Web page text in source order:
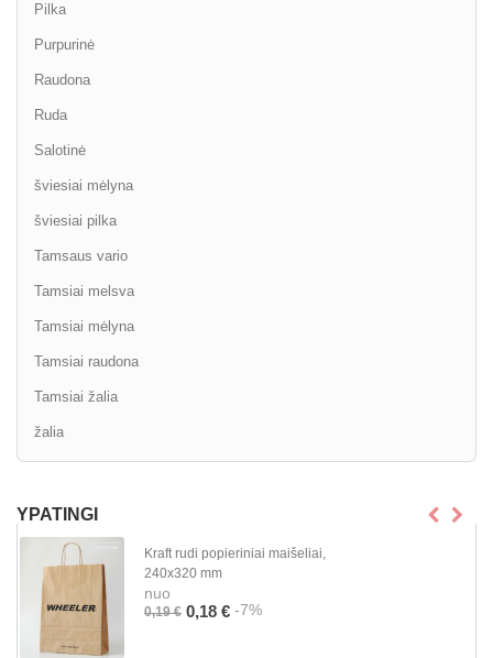
Pilka
Purpurinė
Raudona
Ruda
Salotinė
šviesiai mėlyna
šviesiai pilka
Tamsaus vario
Tamsiai melsva
Tamsiai mėlyna
Tamsiai raudona
Tamsiai žalia
žalia
YPATINGI
Kraft rudi popieriniai maišeliai,
240x320 mm
nuo
0,19 € 0,18 € -7%